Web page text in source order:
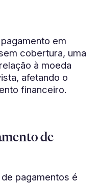
em
cobertura, uma
à moeda
afetando o
financeiro.
de
pagamentos é